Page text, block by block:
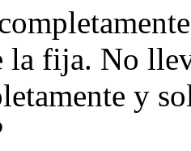
la fija. No
y